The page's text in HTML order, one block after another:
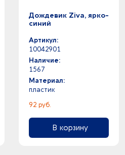
Дождевик Ziva, ярко-
синий
Артикул:
10042901
Наличие:
1567
Материал:
пластик
92 руб.
В корзину